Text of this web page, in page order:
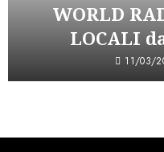
WORLD
LOCALI
11/03/